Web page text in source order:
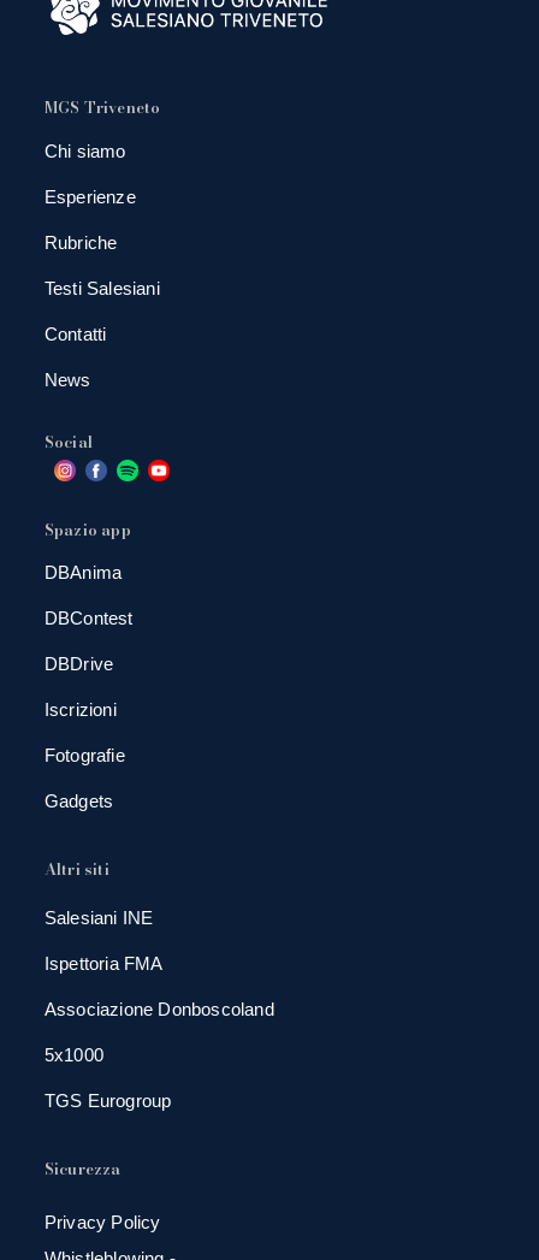
MGS Triveneto
Chi siamo
Esperienze
Rubriche
Testi Salesiani
Contatti
News
Social
Spazio app
DBAnima
DBContest
DBDrive
Iscrizioni
Fotografie
Gadgets
Altri siti
Salesiani INE
Ispettoria FMA
Associazione Donboscoland
5x1000
TGS Eurogroup
Sicurezza
Privacy Policy